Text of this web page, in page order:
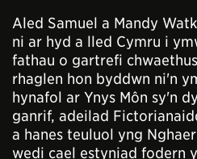
Aled Samuel a Mandy
ni ar hyd a lled Cymru i
fathau o gartrefi
rhaglen hon byddwn ni'n
hynafol ar Ynys Môn sy'n
ganrif, adeilad
a hanes teuluol yng
wedi cael estyniad fodern